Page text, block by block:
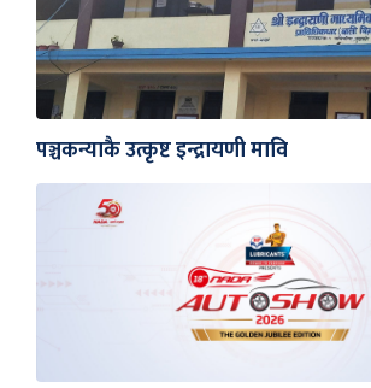
पञ्चकन्याकै उत्कृष्ट इन्द्रायणी मावि